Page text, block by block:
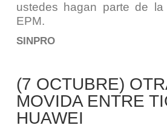
ustedes hagan parte de
EPM.
SINPRO
(7 OCTUBRE)
MOVIDA ENTRE
HUAWEI